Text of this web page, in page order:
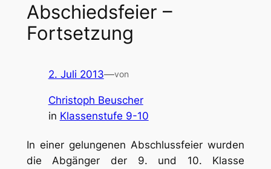
Abschiedsfeier –
Fortsetzung
2. Juli 2013—von
Christoph Beuscher
in Klassenstufe 9-10
In einer gelungenen Abschlussfeier wurden
die Abgänger der 9. und 10. Klasse